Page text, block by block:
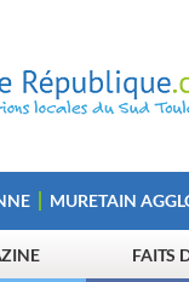
MURETAIN
FAITS